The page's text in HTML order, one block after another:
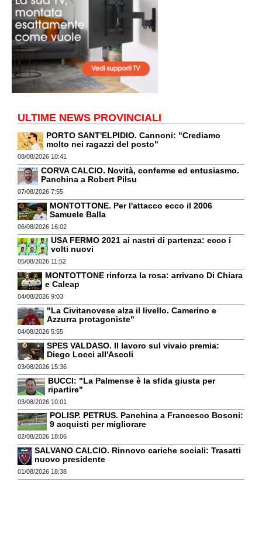
ULTIME NEWS PROVINCIALI
PORTO SANT'ELPIDIO. Cannoni: "Crediamo
molto nei ragazzi del posto"
08/08/2026 10:41
CORVA CALCIO. Novità, conferme ed entusiasmo.
Panchina a Robert Pilsu
07/08/2026 7:55
MONTOTTONE. Per l'attacco ecco il 2006
Samuele Balla
06/08/2026 16:02
USA FERMO 2021 ai nastri di partenza: ecco i
volti nuovi
05/08/2026 11:52
MONTOTTONE rinforza la rosa: arrivano Di Chiara
e Caleap
04/08/2026 9:03
"La Civitanovese alza il livello. Camerino e
Azzurra protagoniste"
04/08/2026 5:55
SPES VALDASO. Il lavoro sul vivaio premia:
Diego Locci all'Ascoli
03/08/2026 15:36
BUCCI: "La Palmense è la sfida giusta per
ripartire"
03/08/2026 10:01
POLISP. PETRUS. Panchina a Francesco Bosoni:
9 acquisti per migliorare
02/08/2026 18:06
SALVANO CALCIO. Rinnovo cariche sociali: Trasatti
nuovo presidente
01/08/2026 18:38